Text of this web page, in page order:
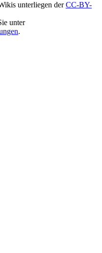
unterliegen derCC-BY-
unter
.